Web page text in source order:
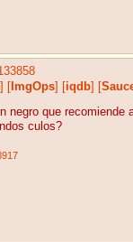
] [ ImgOps] [iqdb] [
negro que recomiende
culos?